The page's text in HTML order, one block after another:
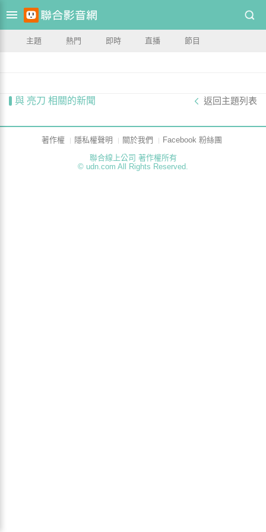
主題 熱門 即時 直播 節目
與 亮刀 相關的新聞 返回主題列表
著作權 隱私權聲明 關於我們
Facebook 粉絲團
聯合線上公司 著作權所有
© udn.com All Rights Reserved.